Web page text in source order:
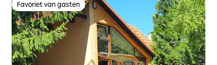
Favoriet van gasten
Favoriet van gasten